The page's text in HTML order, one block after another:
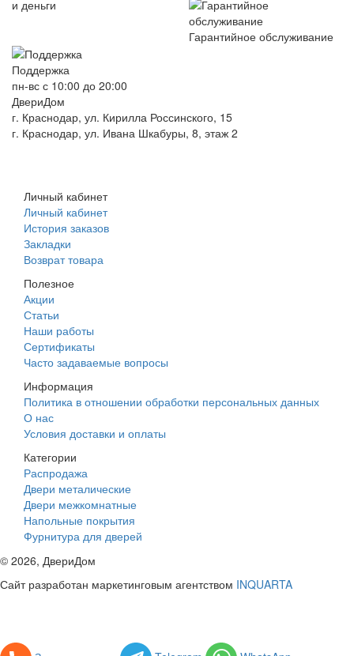
и деньги
Гарантийное обслуживание
Поддержка
пн-вс с 10:00 до 20:00
ДвериДом
г. Краснодар, ул. Кирилла Россинского, 15
г. Краснодар, ул. Ивана Шкабуры, 8, этаж 2
Личный кабинет
Личный кабинет
История заказов
Закладки
Возврат товара
Полезное
Акции
Статьи
Наши работы
Сертификаты
Часто задаваемые вопросы
Информация
Политика в отношении обработки персональных данных
О нас
Условия доставки и оплаты
Категории
Распродажа
Двери металические
Двери межкомнатные
Напольные покрытия
Фурнитура для дверей
© 2026, ДвериДом
Сайт разработан маркетинговым агентством INQUARTA